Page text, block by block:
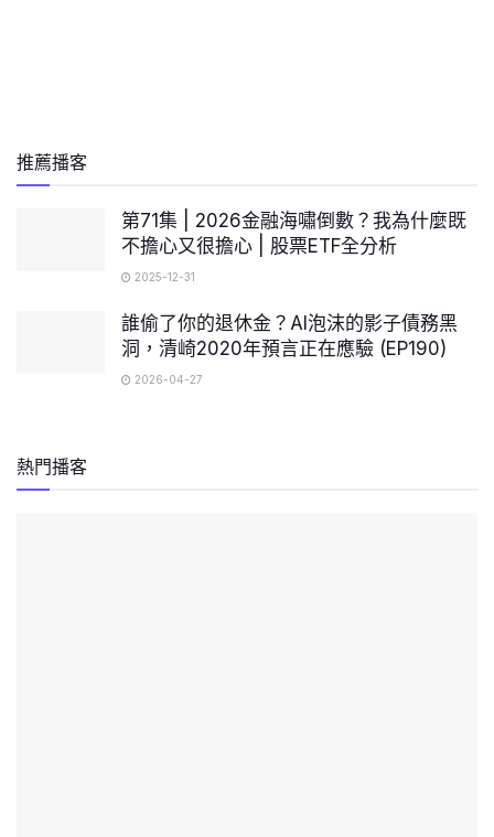
推薦播客
第71集 | 2026金融海嘯倒數？我為什麼既
不擔心又很擔心 | 股票ETF全分析
2025-12-31
誰偷了你的退休金？AI泡沫的影子債務黑
洞，清崎2020年預言正在應驗 (EP190)
2026-04-27
熱門播客